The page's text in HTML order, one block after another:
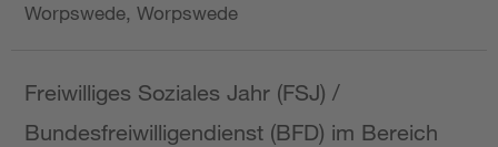
Worpswede, Worpswede
Freiwilliges Soziales Jahr (FSJ) /
Bundesfreiwilligendienst (BFD) im Bereich